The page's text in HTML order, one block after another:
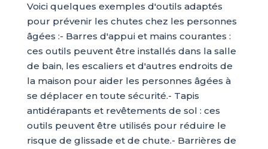
Voici quelques exemples d'outils adaptés
pour prévenir les chutes chez les personnes
âgées :- Barres d'appui et mains courantes :
ces outils peuvent être installés dans la salle
de bain, les escaliers et d'autres endroits de
la maison pour aider les personnes âgées à
se déplacer en toute sécurité.- Tapis
antidérapants et revêtements de sol : ces
outils peuvent être utilisés pour réduire le
risque de glissade et de chute.- Barrières de